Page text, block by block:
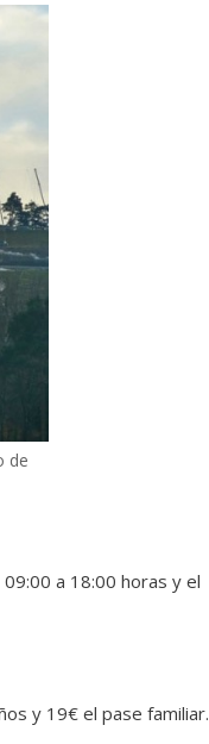
de
a 18:00 horas y el
y 19€ el pase familiar.